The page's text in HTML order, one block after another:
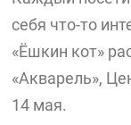
себя что-то
«Ёшкин кот»
«Акварель»,
14 мая.